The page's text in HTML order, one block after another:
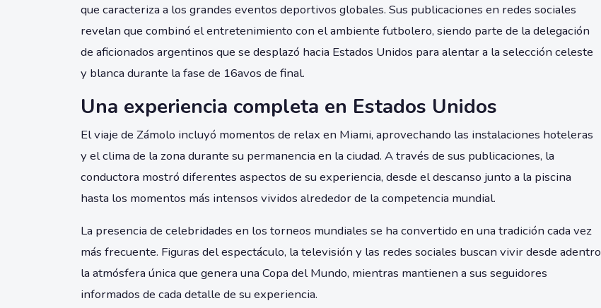
que caracteriza a los grandes eventos deportivos globales. Sus publicaciones en redes sociales
revelan que combinó el entretenimiento con el ambiente futbolero, siendo parte de la delegación
de aficionados argentinos que se desplazó hacia Estados Unidos para alentar a la selección celeste
y blanca durante la fase de 16avos de final.
Una experiencia completa en Estados Unidos
El viaje de Zámolo incluyó momentos de relax en Miami, aprovechando las instalaciones hoteleras
y el clima de la zona durante su permanencia en la ciudad. A través de sus publicaciones, la
conductora mostró diferentes aspectos de su experiencia, desde el descanso junto a la piscina
hasta los momentos más intensos vividos alrededor de la competencia mundial.
La presencia de celebridades en los torneos mundiales se ha convertido en una tradición cada vez
más frecuente. Figuras del espectáculo, la televisión y las redes sociales buscan vivir desde adentro
la atmósfera única que genera una Copa del Mundo, mientras mantienen a sus seguidores
informados de cada detalle de su experiencia.